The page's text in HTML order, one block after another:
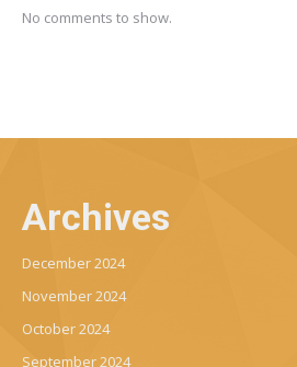
No comments to show.
Archives
December 2024
November 2024
October 2024
September 2024